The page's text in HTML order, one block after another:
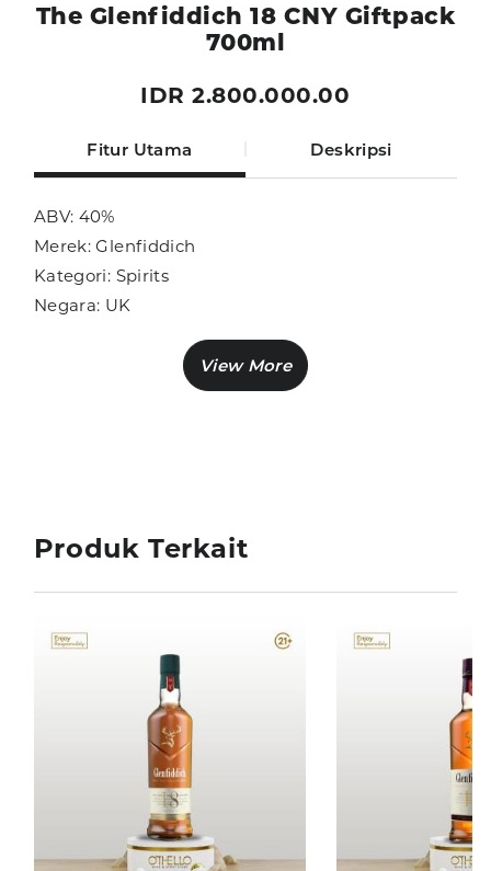
The Glenfiddich 18 CNY Giftpack
700ml
IDR 2.800.000.00
Fitur Utama Deskripsi
ABV: 40%
Merek: Glenfiddich
Kategori: Spirits
Negara: UK
Sub Kategori: Whisky
Variasi: Single Malt
Produk Terkait